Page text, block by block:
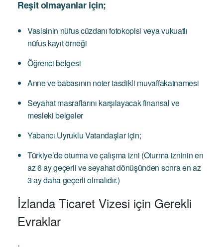
Reşit olmayanlar için;
Vasisinin nüfus cüzdanı fotokopisi veya vukuatlı
nüfus kayıt örneği
Öğrenci belgesi
Anne ve babasının noter tasdikli muvaffakatnamesi
Seyahat masraflarını karşılayacak finansal ve
mesleki belgeler
Yabancı Uyruklu Vatandaşlar için;
Türkiye’de oturma ve çalışma izni (Oturma izninin en
az 6 ay geçerli ve seyahat dönüşünden sonra en az
3 ay daha geçerli olmalıdır.)
İzlanda Ticaret Vizesi için Gerekli
Evraklar